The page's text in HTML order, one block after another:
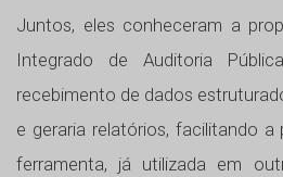
Juntos, eles conheceram a
Integrado de Auditoria
recebimento de dados
e geraria relatórios, facilitando
ferramenta, já utilizada em